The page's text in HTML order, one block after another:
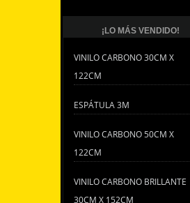
¡LO MÁS VENDIDO!
VINILO CARBONO 30CM X
122CM
ESPÁTULA 3M
VINILO CARBONO 50CM X
122CM
VINILO CARBONO BRILLANTE
30CM X 152CM